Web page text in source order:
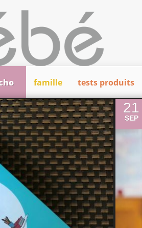
famille tests produits
21
SEP
0